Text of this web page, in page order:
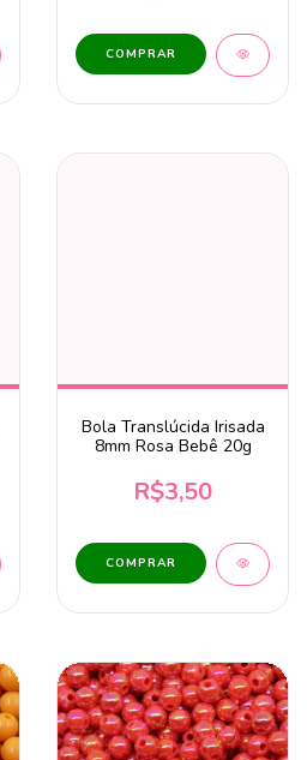
Bola Translúcida Irisada
8mm Rosa Bebê 20g
R$3,50